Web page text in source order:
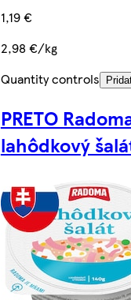
1,19 €
2,98 €/kg
Quantity controls
PRETO
lahôdkový